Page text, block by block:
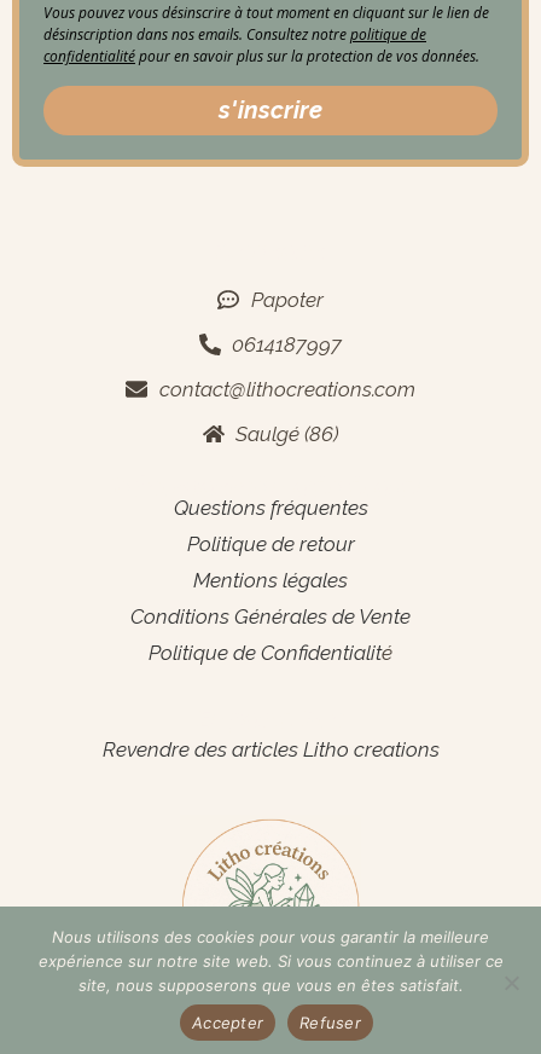
Vous pouvez vous désinscrire à tout moment en cliquant sur le lien de
désinscription dans nos emails. Consultez notrepolitique de
confidentialitépour en savoir plus sur la protection de vos données.
s'inscrire
Papoter
0614187997
contact@lithocreations.com
Saulgé (86)
Questions fréquentes
Politique de retour
Mentions légales
Conditions Générales de Vente
Politique de Confidentialité
Revendre des articles Litho creations
Copyright © 2026 Litho creations | Propulsé par Litho creations
Nous utilisons des cookies pour vous garantir la meilleure
expérience sur notre site web. Si vous continuez à utiliser ce
site, nous supposerons que vous en êtes satisfait.
Accepter
Refuser